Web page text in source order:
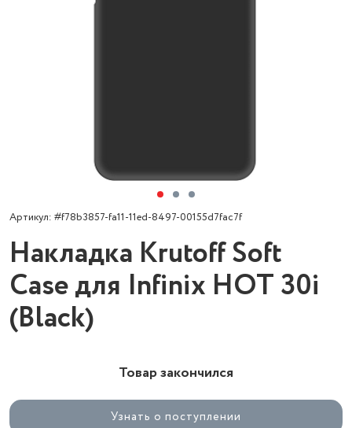
Артикул: #f78b3857-fa11-11ed-8497-00155d7fac7f
Накладка Krutoff Soft
Case для Infinix HOT 30i
(Black)
Товар закончился
Узнать о поступлении